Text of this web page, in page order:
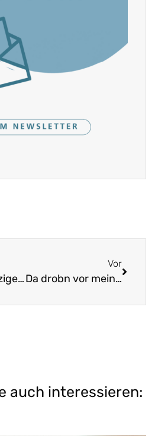
Bin ich der einzige Fuhrmannssohn
Vor
Da drobn vor meines Vaters Haus
auch interessieren: